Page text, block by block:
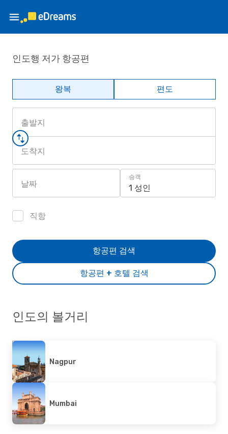
인도행 저가 항공편
왕복 편도
출발지
도착지
날짜
승객
1 성인
직항
항공편 + 호텔 검색
항공편 검색
인도의 볼거리
Nagpur
Mumbai